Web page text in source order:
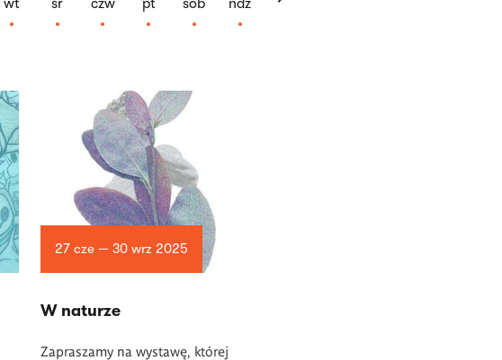
wt
śr
czw
pt
sob
ndz
27 cze — 30 wrz 2025
W naturze
Zapraszamy na wystawę, której